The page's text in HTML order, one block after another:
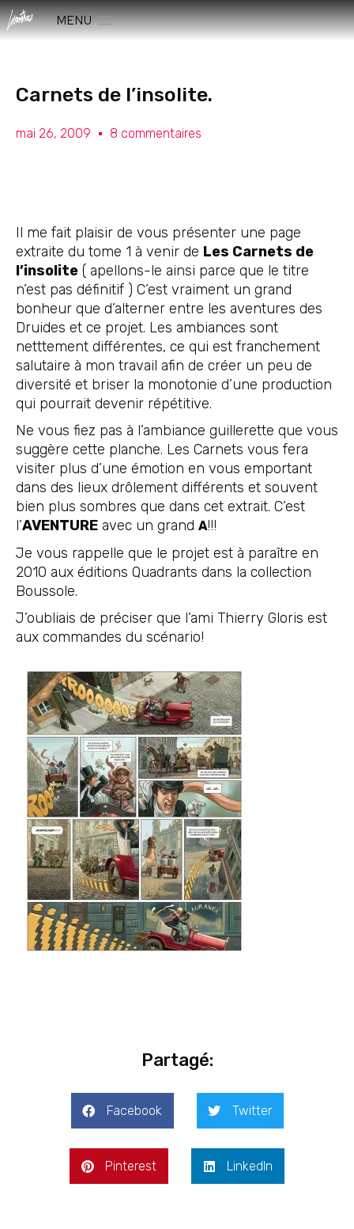
MENU
Carnets de l’insolite.
mai 26, 2009 8 commentaires
Il me fait plaisir de vous présenter une page
extraite du tome 1 à venir de Les Carnets de
l’insolite ( apellons-le ainsi parce que le titre
n’est pas définitif ) C’est vraiment un grand
bonheur que d’alterner entre les aventures des
Druides et ce projet. Les ambiances sont
netttement différentes, ce qui est franchement
salutaire à mon travail afin de créer un peu de
diversité et briser la monotonie d’une production
qui pourrait devenir répétitive.
Ne vous fiez pas à l’ambiance guillerette que vous
suggère cette planche. Les Carnets vous fera
visiter plus d’une émotion en vous emportant
dans des lieux drôlement différents et souvent
bien plus sombres que dans cet extrait. C’est
l’AVENTURE avec un grand A!!!
Je vous rappelle que le projet est à paraître en
2010 aux éditions Quadrants dans la collection
Boussole.
J’oubliais de préciser que l’ami Thierry Gloris est
aux commandes du scénario!
Partagé:
Facebook Twitter
Pinterest LinkedIn